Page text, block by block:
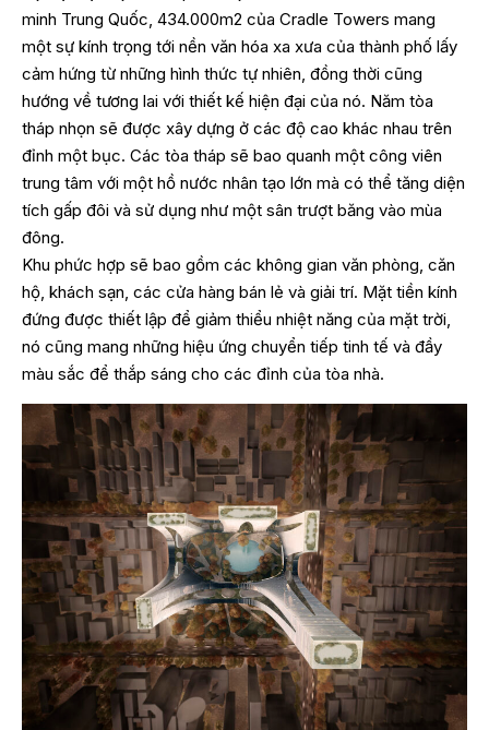
minh Trung Quốc, 434.000m2 của Cradle Towers mang
một sự kính trọng tới nền văn hóa xa xưa của thành phố lấy
cảm hứng từ những hình thức tự nhiên, đồng thời cũng
hướng về tương lai với thiết kế hiện đại của nó. Năm tòa
tháp nhọn sẽ được xây dựng ở các độ cao khác nhau trên
đỉnh một bục. Các tòa tháp sẽ bao quanh một công viên
trung tâm với một hồ nước nhân tạo lớn mà có thể tăng diện
tích gấp đôi và sử dụng như một sân trượt băng vào mùa
đông.
Khu phức hợp sẽ bao gồm các không gian văn phòng, căn
hộ, khách sạn, các cửa hàng bán lẻ và giải trí. Mặt tiền kính
đứng được thiết lập để giảm thiểu nhiệt năng của mặt trời,
nó cũng mang những hiệu ứng chuyển tiếp tinh tế và đầy
màu sắc để thắp sáng cho các đỉnh của tòa nhà.